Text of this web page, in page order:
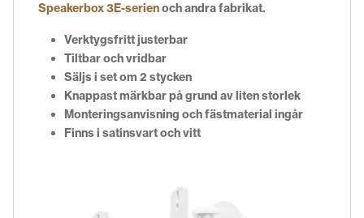
Speakerbox 3E-serienoch andra fabrikat.
Verktygsfritt justerbar
Tiltbar och vridbar
Säljs i set om 2 stycken
Knappast märkbar på grund av liten storlek
Monteringsanvisning och fästmaterial ingår
Finns i satinsvart och vitt